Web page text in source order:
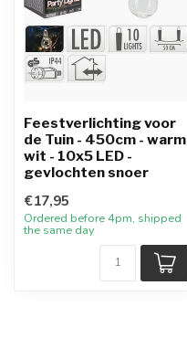
Feestverlichting voor
de Tuin - 450cm - warm
wit - 10x5 LED -
gevlochten snoer
€17,95
Ordered before 4pm, shipped
the same day